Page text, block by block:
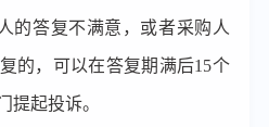
的答复不满意，或者采购人
的，可以在答复期满后15个
提起投诉。